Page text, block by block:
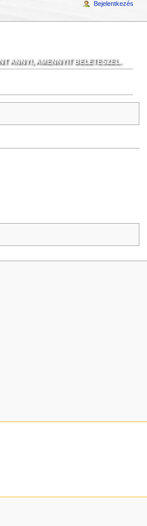
ANNYI, AMENNYIT BELETESZEL.
Bejelentkezés